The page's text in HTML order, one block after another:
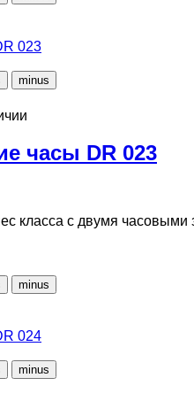
часы DR 023
класса с двумя